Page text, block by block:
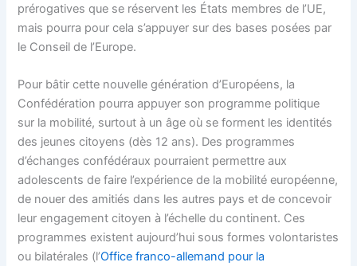
prérogatives que se réservent les États membres de l’UE,
mais pourra pour cela s’appuyer sur des bases posées par
le Conseil de l’Europe.
Pour bâtir cette nouvelle génération d’Européens, la
Confédération pourra appuyer son programme politique
sur la mobilité, surtout à un âge où se forment les identités
des jeunes citoyens (dès 12 ans). Des programmes
d’échanges confédéraux pourraient permettre aux
adolescents de faire l’expérience de la mobilité européenne,
de nouer des amitiés dans les autres pays et de concevoir
leur engagement citoyen à l’échelle du continent. Ces
programmes existent aujourd’hui sous formes volontaristes
ou bilatérales (l’Office franco-allemand pour la